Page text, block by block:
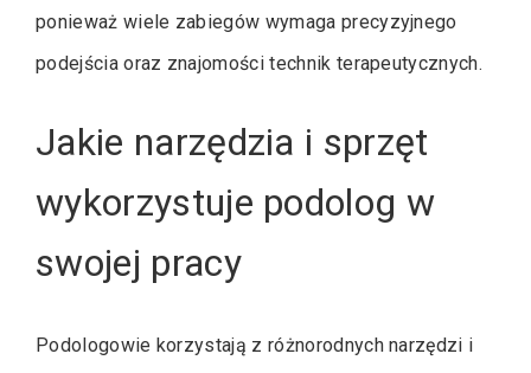
ponieważ wiele zabiegów wymaga precyzyjnego
podejścia oraz znajomości technik terapeutycznych.
Jakie narzędzia i sprzęt
wykorzystuje podolog w
swojej pracy
Podologowie korzystają z różnorodnych narzędzi i